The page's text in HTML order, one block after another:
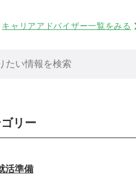
キャリアアドバイザー一覧をみる
リー
活準備